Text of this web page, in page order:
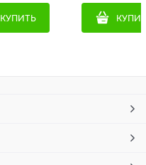
КУПИТЬ